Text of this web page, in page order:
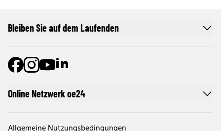
Online Netzwerk oe24
Bleiben Sie auf dem Laufenden